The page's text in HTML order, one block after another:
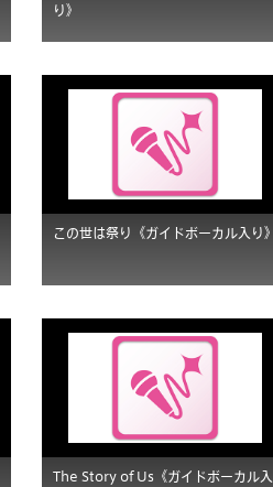
り》
この世は祭り《ガイドボーカル入り
The Story of Us《ガイドボーカル入